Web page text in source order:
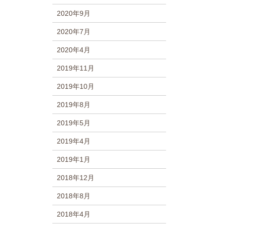
2020年9月
2020年7月
2020年4月
2019年11月
2019年10月
2019年8月
2019年5月
2019年4月
2019年1月
2018年12月
2018年8月
2018年4月